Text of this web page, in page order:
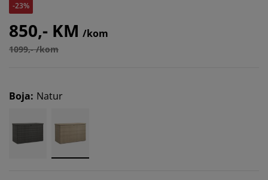
-23%
850,- KM /kom
1099,- /kom
Boja: Natur